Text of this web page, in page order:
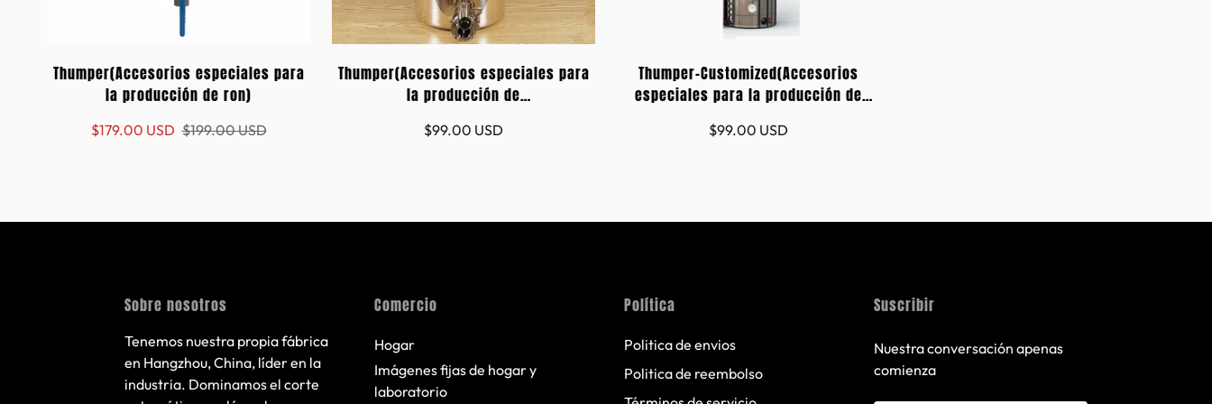
Thumper(Accesorios especiales para
la producción de ron)
Precio
$179.00 USD
Precio
$199.00 USD
Thumper(Accesorios especiales para
la producción de
Precio
$99.00 USD
Thumper-Customized(Accesorios
especiales para la producción de
Precio
$99.00 USD
Sobre nosotros
Tenemos nuestra propia fábrica
en Hangzhou, China, líder en la
industria. Dominamos el corte
Comercio
Hogar
Imágenes fijas de hogar y
laboratorio
Política
Politica de envios
Politica de reembolso
Suscribir
Nuestra conversación apenas
comienza